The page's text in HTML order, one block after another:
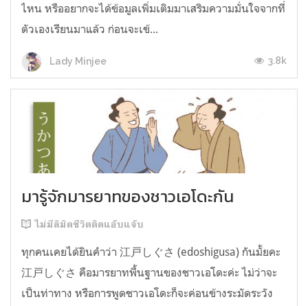
ไหน หรืออยากจะได้ข้อมูลเพิ่มเติมมาเสริมความมั่นใจจากที่
ตัวเองเรียนมาแล้ว ก่อนจะเข้...
Lady Minjee 3.8k
มารู้จักมารยาทของชาวเอโดะกัน
ไม่มีลิมิตชีวิตติดแอ๊บแจ๊บ
ทุกคนเคยได้ยินคำว่า 江戸しぐさ (edoshigusa) กันมั้ยคะ
江戸しぐさ คือมารยาทพื้นฐานของชาวเอโดะค่ะ ไม่ว่าจะ
เป็นท่าทาง หรือการพูดชาวเอโดะก็จะค่อนข้างระมัดระวัง